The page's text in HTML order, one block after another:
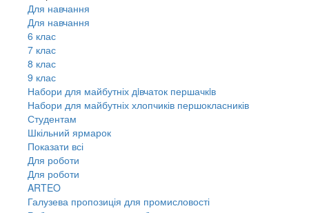
Для навчання
Для навчання
6 клас
7 клас
8 клас
9 клас
Набори для майбутніх дiвчаток першачкiв
Набори для майбутніх хлопчиків першокласників
Студентам
Шкільний ярмарок
Показати всі
Для роботи
Для роботи
ARTEO
Галузева пропозиція для промисловості